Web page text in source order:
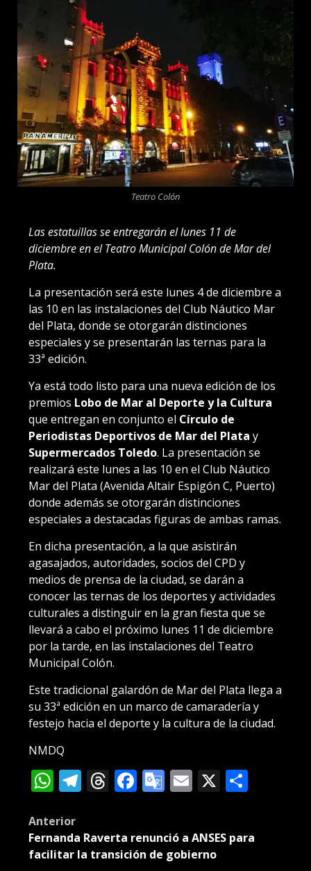
Teatro Colón
Las estatuillas se entregarán el lunes 11 de
diciembre en el Teatro Municipal Colón de Mar del
Plata.
La presentación será este lunes 4 de diciembre a
las 10 en las instalaciones del Club Náutico Mar
del Plata, donde se otorgarán distinciones
especiales y se presentarán las ternas para la
33ª edición.
Ya está todo listo para una nueva edición de los
premios Lobo de Mar al Deporte y la Cultura
que entregan en conjunto el Círculo de
Periodistas Deportivos de Mar del Plata y
Supermercados Toledo. La presentación se
realizará este lunes a las 10 en el Club Náutico
Mar del Plata (Avenida Altair Espigón C, Puerto)
donde además se otorgarán distinciones
especiales a destacadas figuras de ambas ramas.
En dicha presentación, a la que asistirán
agasajados, autoridades, socios del CPD y
medios de prensa de la ciudad, se darán a
conocer las ternas de los deportes y actividades
culturales a distinguir en la gran fiesta que se
llevará a cabo el próximo lunes 11 de diciembre
por la tarde, en las instalaciones del Teatro
Municipal Colón.
Este tradicional galardón de Mar del Plata llega a
su 33ª edición en un marco de camaradería y
festejo hacia el deporte y la cultura de la ciudad.
NMDQ
WhatsApp
Telegram
Threads
Facebook
Google
Translate
Email
X
Post
navigation
Anterior
Fernanda Raverta renunció a ANSES para
facilitar la transición de gobierno